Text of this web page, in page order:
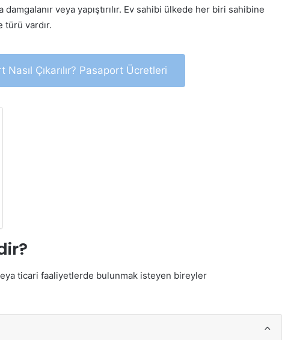
veya yapıştırılır. Ev sahibi ülkede her biri sahibine
türü vardır.
Nasıl Çıkarılır? Pasaport Ücretleri
ticari faaliyetlerde bulunmak isteyen bireyler